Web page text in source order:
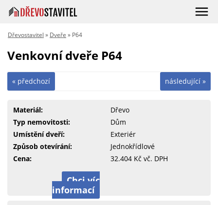
Dřevostavitel » Dveře » P64
Venkovní dveře P64
následující »
« předchozí
Materiál:
Dřevo
Typ nemovitosti:
Dům
Umístění dveří:
Exteriér
Způsob otevírání:
Jednokřídlové
Cena:
32.404 Kč vč. DPH
Chci víc
informací